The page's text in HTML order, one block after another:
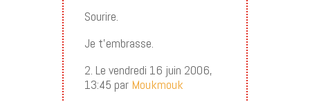
Sourire.
Je t’embrasse.
2. Le vendredi 16 juin 2006,
13:45 par Moukmouk